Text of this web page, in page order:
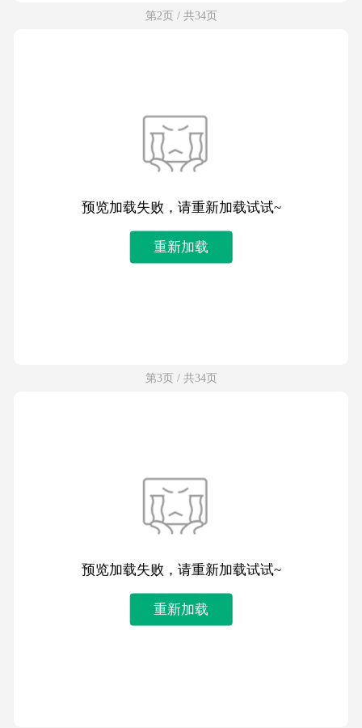
第2页 / 共34页
预览加载失败，请重新加载试试~
重新加载
第3页 / 共34页
预览加载失败，请重新加载试试~
重新加载